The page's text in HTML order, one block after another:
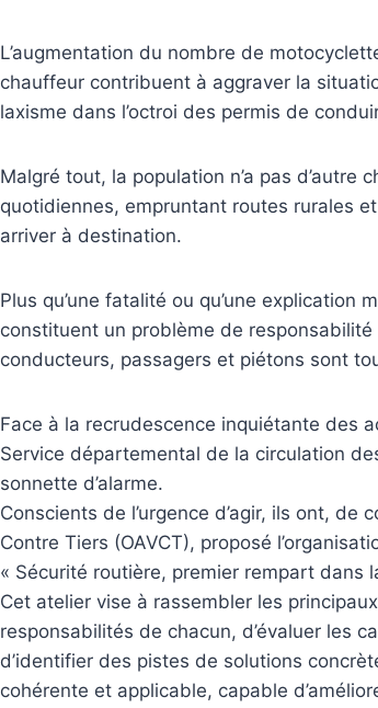
L’augmentation du nombre de
chauffeur contribuent à aggraver la
laxisme dans l’octroi des permis de
Malgré tout, la population n’a pas d’autre
quotidiennes, empruntant routes rurales
arriver à destination.
Plus qu’une fatalité ou qu’une explication
constituent un problème de
conducteurs, passagers et piétons sont
Face à la recrudescence inquiétante des
Service départemental de la circulation
sonnette d’alarme.
Conscients de l’urgence d’agir, ils ont, de
Contre Tiers (OAVCT), proposé
« Sécurité routière, premier rempart dans
Cet atelier vise à rassembler les
responsabilités de chacun, d’évaluer les
d’identifier des pistes de solutions
cohérente et applicable, capable